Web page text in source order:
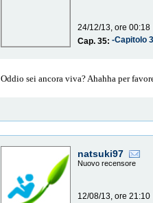
24/12/13, ore 00:18
Cap. 35:-Capitolo
Oddio sei ancora viva? Ahahha per
natsuki97
Nuovo recensore
12/08/13, ore 21:10